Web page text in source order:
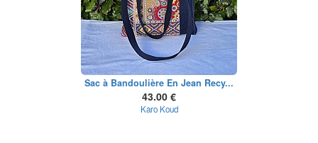
Sac à Bandoulière En Jean Recy...
43.00 €
Karo Koud